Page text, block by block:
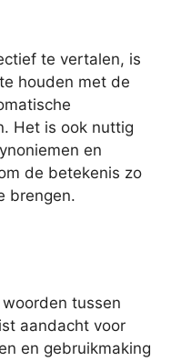
te vertalen, is
houden met de
Het is ook nuttig
en
de betekenis zo
brengen.
tussen
aandacht voor
en gebruikmaking